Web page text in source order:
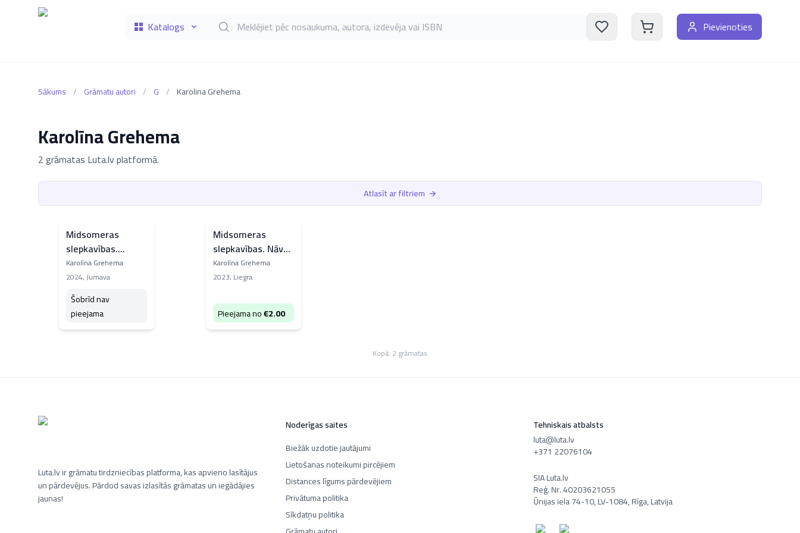
Katalogs Meklēt grāmatas pēc nosaukuma, autora, izdevēja vai ISBN Pievienoties
Sākums / Grāmatu autori / G / Karolina Grehema
Karolīna Grehema
2 grāmatas Luta.lv platformā.
Atlasīt ar filtriem →
Midsomeras
slepkavības.
Liktenīgais
iestudējums
Karolīna Grehema
2024,Jumava
Šobrīd nav
pieejama
Midsomeras
slepkavības. Nāve
Bedžersdriftā
Karolīna Grehema
2023, Liegra
Pieejama no€2.00
Kopā: 2 grāmatas
Luta.lv ir grāmatu tirdzniecības platforma, kas apvieno lasītājus
un pārdevējus. Pārdod savas izlasītās grāmatas un iegādājies
jaunas!
Noderīgas saites
Biežāk uzdotie jautājumi
Lietošanas noteikumi pircējiem
Distances līgums pārdevējiem
Privātuma politika
Sīkdatņu politika
Tehniskais atbalsts
luta@luta.lv
+371 22076104
SIA Luta.lv
Reģ. Nr. 40203621055
Ūnijas iela 74-10, LV-1084, Rīga, Latvija